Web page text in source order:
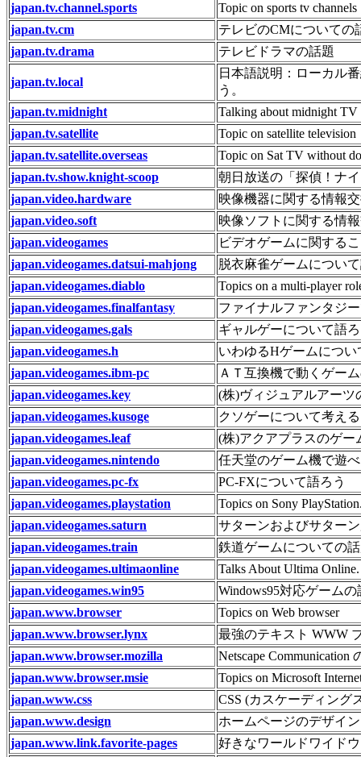
japan.tv.channel.sports
Topic on sports tv channels
japan.tv.cm
テレビのCMについての
japan.tv.drama
テレビドラマの話題
japan.tv.local
日本語説明：ローカル
う。
japan.tv.midnight
Talking about midnight TV
japan.tv.satellite
Topic on satellite television
japan.tv.satellite.overseas
Topic on Sat TV without
japan.tv.show.knight-scoop
朝日放送の「探偵！ナ
japan.video.hardware
映像機器に関する情報
japan.video.soft
映像ソフトに関する情
japan.videogames
ビデオゲームに関する
japan.videogames.datsui-mahjong
脱衣麻雀ゲームについ
japan.videogames.diablo
Topics on a multi-player
japan.videogames.finalfantasy
ファイナルファンタジ
japan.videogames.gals
ギャルゲーについて語
japan.videogames.h
いわゆるHゲームについ
japan.videogames.ibm-pc
ＡＴ互換機で動くゲー
japan.videogames.key
(株)ヴィジュアルアー
japan.videogames.kusoge
クソゲーについて考える
japan.videogames.leaf
(株)アクアプラスのゲー
japan.videogames.nintendo
任天堂のゲーム機で遊
japan.videogames.pc-fx
PC-FXについて語ろう
japan.videogames.playstation
Topics on Sony
japan.videogames.saturn
サターンおよびサター
japan.videogames.train
鉄道ゲームについての
japan.videogames.ultimaonline
Talks About Ultima Online.
japan.videogames.win95
Windows95対応ゲームの
japan.www.browser
Topics on Web browser
japan.www.browser.lynx
最強のテキスト WWW
japan.www.browser.mozilla
Netscape Communication
japan.www.browser.msie
Topics on Microsoft
japan.www.css
CSS (カスケーディング
japan.www.design
ホームページのデザイ
japan.www.link.favorite-pages
好きなワールドワイド